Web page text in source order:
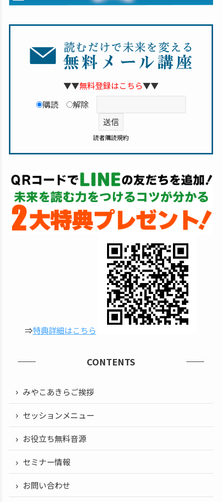
▼▼無料登録はこちら▼▼
購読
解除
読者購読規約
⇒特典詳細はこちら
CONTENTS
みやこあきらご挨拶
セッションメニュー
お役立ち無料音源
セミナー情報
お問い合わせ